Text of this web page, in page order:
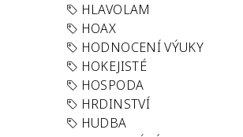
HLAVOLAM
HOAX
HODNOCENÍ VÝUKY
HOKEJISTÉ
HOSPODA
HRDINSTVÍ
HUDBA